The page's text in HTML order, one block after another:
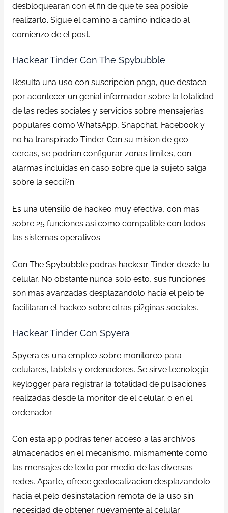
desbloquearan con el fin de que te sea posible
realizarlo. Sigue el camino a camino indicado al
comienzo de el post.
Hackear Tinder Con The Spybubble
Resulta una uso con suscripcion paga, que destaca
por acontecer un genial informador sobre la totalidad
de las redes sociales y servicios sobre mensajerias
populares como WhatsApp, Snapchat, Facebook y
no ha transpirado Tinder. Con su mision de geo-
cercas, se podrian configurar zonas limites, con
alarmas incluidas en caso sobre que la sujeto salga
sobre la seccii?n.
Es una utensilio de hackeo muy efectiva, con mas
sobre 25 funciones asi como compatible con todos
las sistemas operativos.
Con The Spybubble podras hackear Tinder desde tu
celular, No obstante nunca solo esto, sus funciones
son mas avanzadas desplazandolo hacia el pelo te
facilitaran el hackeo sobre otras pi?ginas sociales.
Hackear Tinder Con Spyera
Spyera es una empleo sobre monitoreo para
celulares, tablets y ordenadores. Se sirve tecnologia
keylogger para registrar la totalidad de pulsaciones
realizadas desde la monitor de el celular, o en el
ordenador.
Con esta app podras tener acceso a las archivos
almacenados en el mecanismo, mismamente como
las mensajes de texto por medio de las diversas
redes. Aparte, ofrece geolocalizacion desplazandolo
hacia el pelo desinstalacion remota de la uso sin
necesidad de obtener nuevamente al celular.